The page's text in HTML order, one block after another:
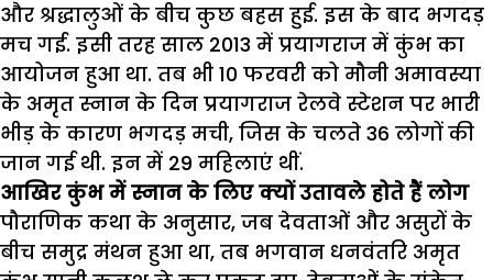
और श्रद्धालुओं के बीच कुछ बहस हुई. इस के बाद भगदड़
मच गई. इसी तरह साल 2013 में प्रयागराज में कुंभ का
आयोजन हुआ था. तब भी 10 फरवरी को मौनी अमावस्या
के अमृत स्नान के दिन प्रयागराज रेलवे स्टेशन पर भारी
भीड़ के कारण भगदड़ मची, जिस के चलते 36 लोगों की
जान गई थी. इन में 29 महिलाएं थीं.
आखिर कुंभ में स्नान के लिए क्यों उतावले होते हैं लोग
पौराणिक कथा के अनुसार, जब देवताओं और असुरों के
बीच समुद्र मंथन हुआ था, तब भगवान धनवंतरि अमृत